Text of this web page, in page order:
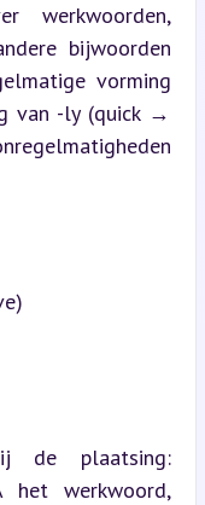
werkwoorden,
bijwoorden
vorming
van -ly (quick →
de plaatsing:
het werkwoord,